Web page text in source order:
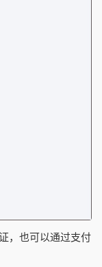
，也可以通过支付